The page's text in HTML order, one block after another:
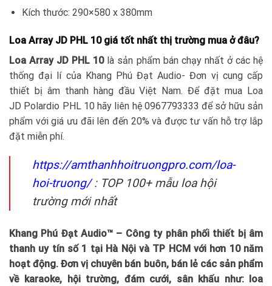
Kích thước: 290×580 x 380mm
Loa Array JD PHL 10 giá tốt nhất thị trường mua ở đâu?
Loa Array JD PHL 10 là sản phẩm bán chạy nhất ở các hệ
thống đại lí của Khang Phú Đạt Audio- Đơn vị cung cấp
thiết bị âm thanh hàng đầu Việt Nam. Để đặt mua Loa
JD Polardio PHL 10 hãy liên hệ 0967793333 để sở hữu sản
phẩm với giá ưu đãi lên đến 20% và được tư vấn hỗ trợ lắp
đặt miễn phí.
https://amthanhhoitruongpro.com/loa-
hoi-truong/: TOP 100+ mẫu loa hội
trường mới nhất
Khang Phú Đạt Audio™ – Công ty phân phối thiết bị âm
thanh uy tín số 1 tại Hà Nội và TP HCM với hơn 10 năm
hoạt động. Đơn vị chuyên bán buôn, bán lẻ các sản phẩm
về karaoke, hội trường, đám cưới, sân khấu như: loa